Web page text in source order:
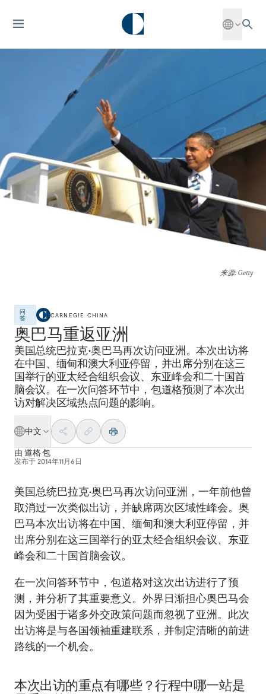
来源: Getty
问
答
CARNEGIE CHINA
奥巴马重返亚洲
美国总统巴拉克•奥巴马再次访问亚洲。本次出访将
在中国、缅甸和澳大利亚停留，并出席分别在这三
国举行的亚太经合组织会议、东亚峰会和二十国首
脑会议。在一次问答环节中，包道格预测了本次出
访对解决区域热点问题的影响。
中文
由 道格 包
发布于 2014年11月6日
美国总统巴拉克•奥巴马再次访问亚洲，一年前他曾
取消过一次类似出访，并缺席两次区域性峰会。奥
巴马本次出访将在中国、缅甸和澳大利亚停留，并
出席分别在这三国举行的亚太经合组织会议、东亚
峰会和二十国首脑会议。
在一次问答环节中，包道格对这次出访进行了预
测，并分析了其重要意义。外界日渐担心奥巴马会
因为受困于诸多外交政策问题而忽视了亚洲。此次
出访将是与各国领袖重建联系，并制定清晰的前进
路线的一个机会。
本次出访的重点有哪些？行程中哪一站是